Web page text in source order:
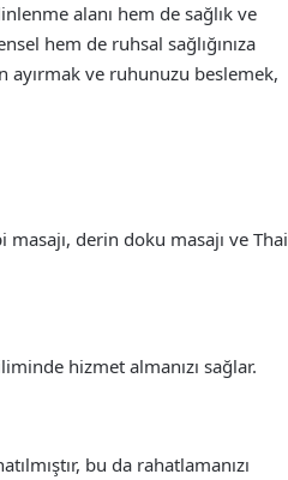
alanı hem de sağlık ve
hem de ruhsal sağlığınıza
ayırmak ve ruhunuzu beslemek,
derin doku masajı ve Thai
hizmet almanızı sağlar.
bu da rahatlamanızı